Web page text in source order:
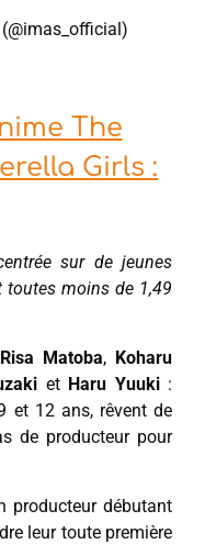
The
Girls :
sur de jeunes
toutes moins de 1,49
Matoba, Koharu
et Haru Yuuki :
et 12 ans, rêvent de
de producteur pour
producteur débutant
leur toute première